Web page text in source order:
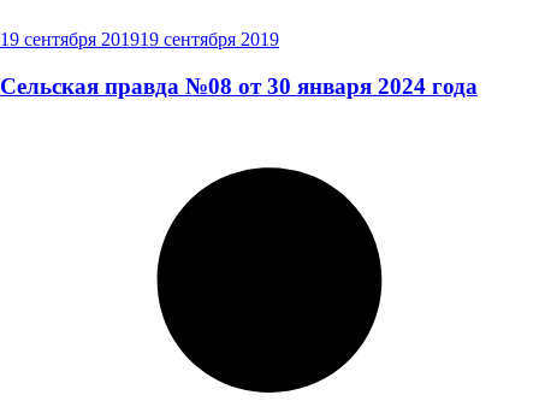
19 сентября 201919 сентября 2019
Сельская правда №08 от 30 января 2024 года